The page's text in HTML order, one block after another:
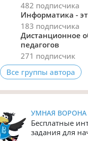
482 подписчика
Информатика -
183 подписчика
Дистанционное
педагогов
271 подписчик
Все группы автора
УМНАЯ ВОРОНА
Бесплатные
задания для